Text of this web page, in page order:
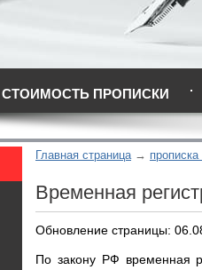
СТОИМОСТЬ ПРОПИСКИ
Главная страница
Временная
Обновление страницы:
По закону РФ временная